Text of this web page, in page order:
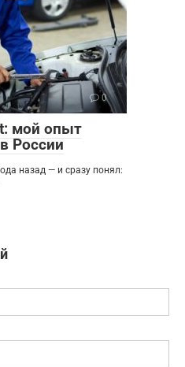
0
мой опыт
России
назад — и сразу понял: